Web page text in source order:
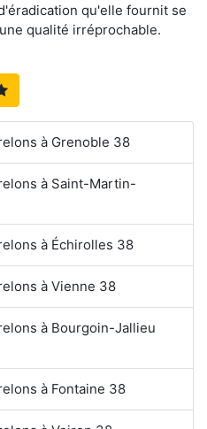
qu'elle fournit se
qualité irréprochable.
à Grenoble 38
à Saint-Martin-
à Échirolles 38
à Vienne 38
à Bourgoin-Jallieu
à Fontaine 38